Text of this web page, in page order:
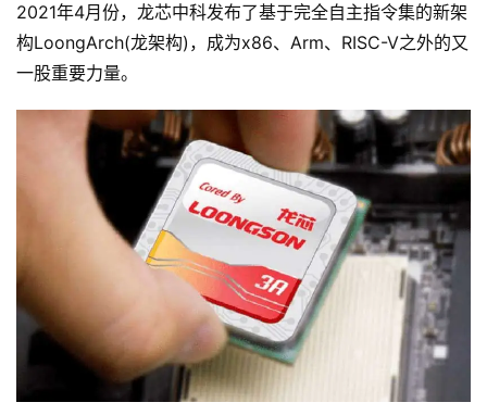
2021年4月份，龙芯中科发布了基于完全自主指令集的新架
构LoongArch(龙架构)，成为x86、Arm、RISC-V之外的又
一股重要力量。